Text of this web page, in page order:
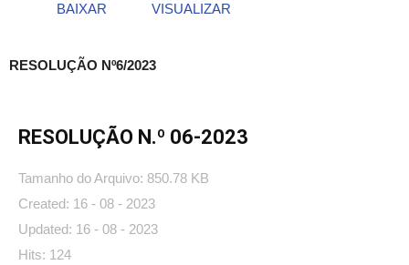
BAIXAR VISUALIZAR
RESOLUÇÃO Nº6/2023
RESOLUÇÃO N.º 06-2023
Tamanho do Arquivo: 850.78 KB
Created: 16 - 08 - 2023
Updated: 16 - 08 - 2023
Hits: 124